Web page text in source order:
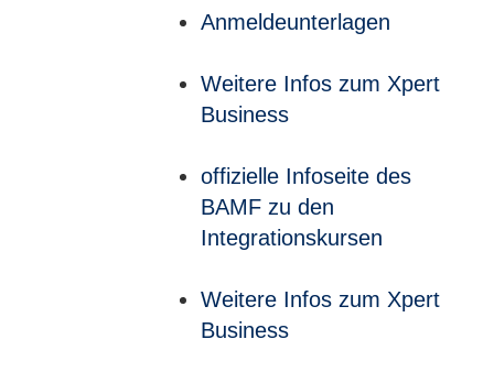
Anmeldeunterlagen
Weitere Infos zum Xpert
Business
offizielle Infoseite des
BAMF zu den
Integrationskursen
Weitere Infos zum Xpert
Business